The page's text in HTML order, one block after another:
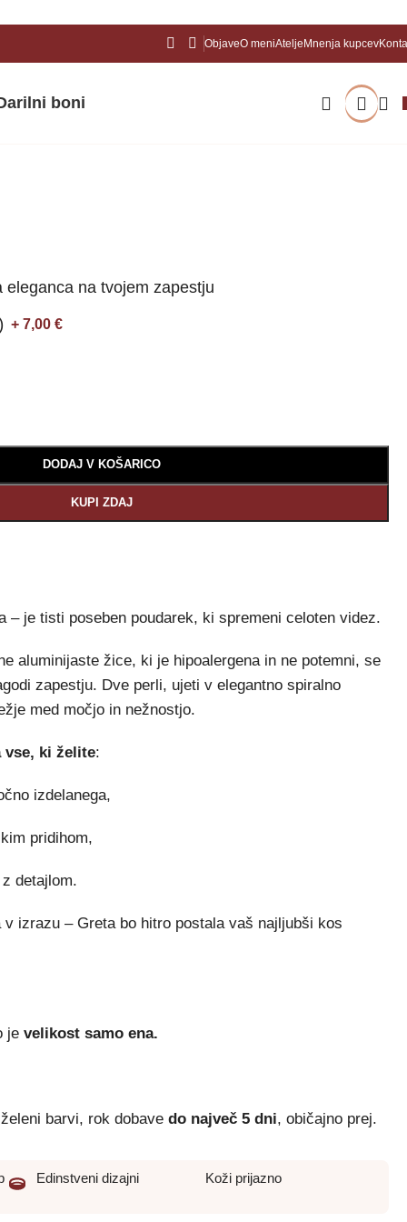
ObjaveO meniAtelje Mnenja kupcev
boni
na tvojem zapestju
+ 7,00 €
DODAJ V KOŠARICO
KUPI ZDAJ
– je tisti poseben poudarek, ki spremeni celoten videz.
aluminijaste žice, ki je hipoalergena in ne potemni, se
zapestju. Dve perli, ujeti v elegantno spiralno
med močjo in nežnostjo.
vse, ki želite:
izdelanega,
pridihom,
detajlom.
izrazu – Greta bo hitro postala vaš najljubši kos
je velikost samo ena.
barvi, rok dobave do največ 5 dni, običajno prej.
Edinstveni dizajni Koži prijazno